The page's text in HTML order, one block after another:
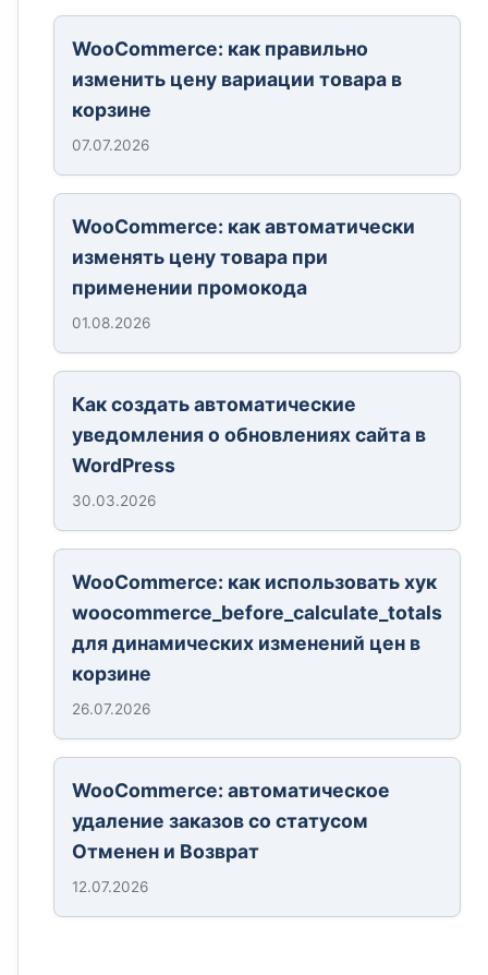
WooCommerce: как правильно
изменить цену вариации товара в
корзине
07.07.2026
WooCommerce: как автоматически
изменять цену товара при
применении промокода
01.08.2026
Как создать автоматические
уведомления о обновлениях сайта в
WordPress
30.03.2026
WooCommerce: как использовать хук
woocommerce_before_calculate_totals
для динамических изменений цен в
корзине
26.07.2026
WooCommerce: автоматическое
удаление заказов со статусом
Отменен и Возврат
12.07.2026